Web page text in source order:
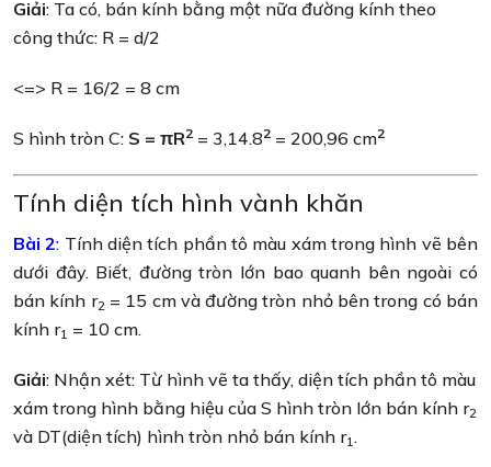
Giải: Ta có, bán kính bằng một nữa đường kính theo
công thức: R = d/2
<=> R = 16/2 = 8 cm
S hình tròn C: S = πR2 = 3,14.82 = 200,96 cm2
Tính diện tích hình vành khăn
Bài 2: Tính diện tích phần tô màu xám trong hình vẽ bên
dưới đây. Biết, đường tròn lớn bao quanh bên ngoài có
bán kính r2 = 15 cm và đường tròn nhỏ bên trong có bán
kính r1 = 10 cm.
Giải: Nhận xét: Từ hình vẽ ta thấy, diện tích phần tô màu
xám trong hình bằng hiệu của S hình tròn lớn bán kính r2
và DT(diện tích) hình tròn nhỏ bán kính r1 .